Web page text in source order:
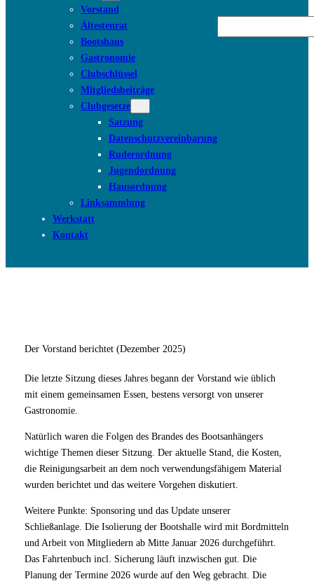
Vorstand
Ältestenrat
Bootshaus
Gastronomie
Clubschlüssel
Mitgliedsbeiträge
Clubgesetze
Satzung
Datenschutzvereinbarung
Ruderordnung
Jugendordnung
Hausordnung
Linksammlung
Werkstatt
Kontakt
Der Vorstand berichtet (Dezember 2025)
Die letzte Sitzung dieses Jahres begann der Vorstand wie üblich
mit einem gemeinsamen Essen, bestens versorgt von unserer
Gastronomie.
Natürlich waren die Folgen des Brandes des Bootsanhängers
wichtige Themen dieser Sitzung. Der aktuelle Stand, die Kosten,
die Reinigungsarbeit an dem noch verwendungsfähigem Material
wurden berichtet und das weitere Vorgehen diskutiert.
Weitere Punkte: Sponsoring und das Update unserer
Schließanlage. Die Isolierung der Bootshalle wird mit Bordmitteln
und Arbeit von Mitgliedern ab Mitte Januar 2026 durchgeführt.
Das Fahrtenbuch incl. Sicherung läuft inzwischen gut. Die
Planung der Termine 2026 wurde auf den Weg gebracht. Die